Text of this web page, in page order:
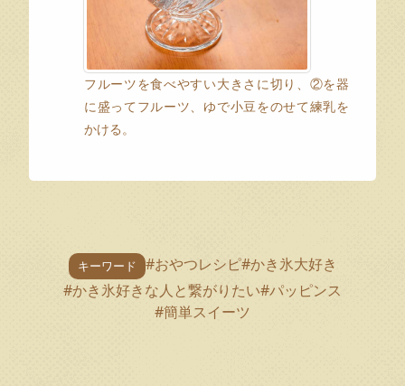
フルーツを食べやすい大きさに切り、②を器
に盛ってフルーツ、ゆで小豆をのせて練乳を
かける。
キーワード #おやつレシピ#かき氷大好き
#かき氷好きな人と繋がりたい#パッピンス
#簡単スイーツ